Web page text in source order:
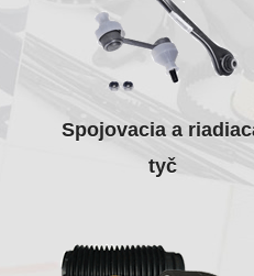
Spojovacia a
tyč